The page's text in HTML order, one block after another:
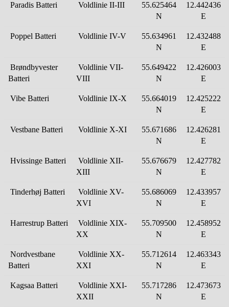
Paradis Batteri Voldlinie II-III
55.625464
N
12.442436
E
Poppel Batteri Voldlinie IV-V
55.634961
N
12.432488
E
Brøndbyvester
Batteri
Voldlinie VII-
VIII
55.649422
N
12.426003
E
Vibe Batteri Voldlinie IX-X
55.664019
N
12.425222
E
Vestbane Batteri Voldlinie X-XI
55.671686
N
12.426281
E
Hvissinge Batteri
Voldlinie XII-
XIII
55.676679
N
12.427782
E
Tinderhøj Batteri
Voldlinie XV-
XVI
55.686069
N
12.433957
E
Harrestrup Batteri
Voldlinie XIX-
XX
55.709500
N
12.458952
E
Nordvestbane
Batteri
Voldlinie XX-
XXI
55.712614
N
12.463343
E
Kagsaa Batteri
Voldlinie XXI-
XXII
55.717286
N
12.473673
E